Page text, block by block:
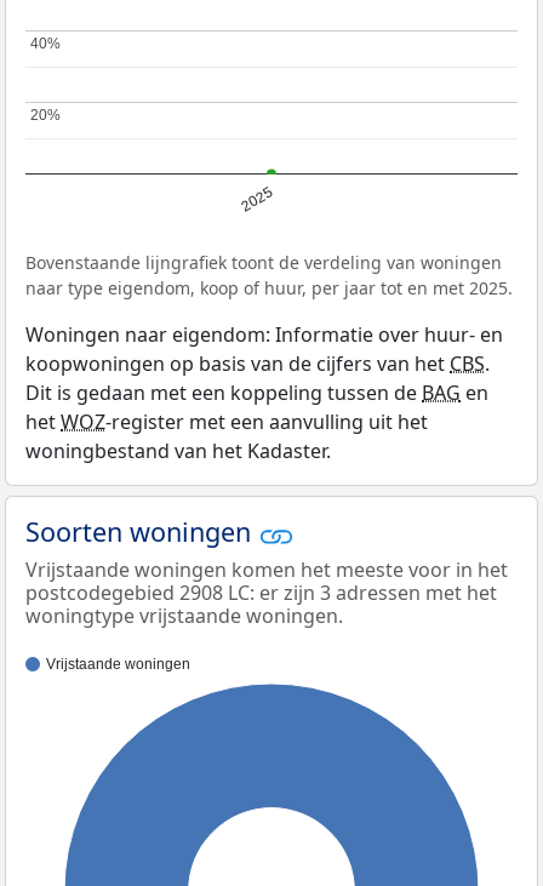
2025
20%
20%
40%
40%
Bovenstaande lijngrafiek toont de verdeling van woningen
naar type eigendom, koop of huur, per jaar tot en met 2025.
Woningen naar eigendom: Informatie over huur- en
koopwoningen op basis van de cijfers van hetCBS.
Dit is gedaan met een koppeling tussen deBAG en
hetWOZ-register met een aanvulling uit het
woningbestand van het Kadaster.
Soorten woningen
Vrijstaande woningen komen het meeste voor in het
postcodegebied 2908 LC: er zijn 3 adressen met het
woningtype vrijstaande woningen.
Vrijstaande woningen